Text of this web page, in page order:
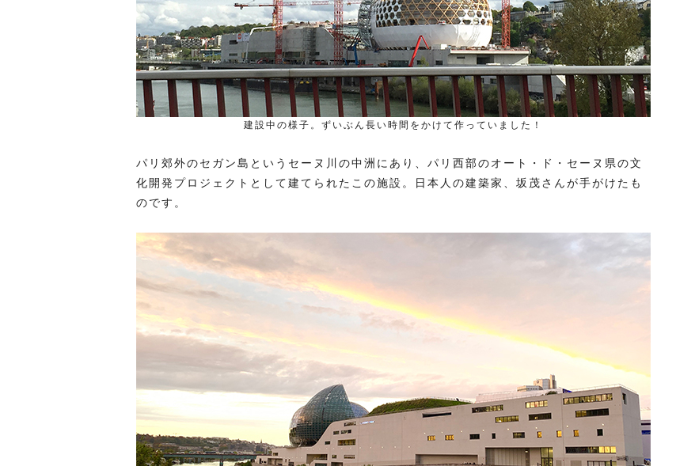
建設中の様子。ずいぶん長い時間をかけて作っていました！
パリ郊外のセガン島というセーヌ川の中洲にあり、パリ西部のオート・ド・セーヌ県の文
化開発プロジェクトとして建てられたこの施設。日本人の建築家、坂茂さんが手がけたも
のです。